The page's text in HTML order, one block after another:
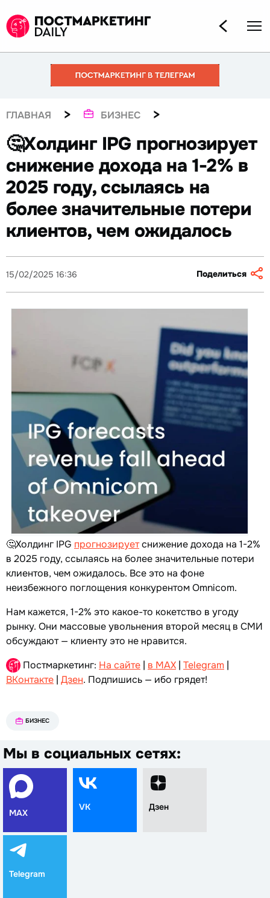
ГЛАВНАЯ > БИЗНЕС >
🤔Холдинг IPG прогнозирует
снижение дохода на 1-2% в
2025 году, ссылаясь на
более значительные потери
клиентов, чем ожидалось
15/02/2025 16:36 Поделиться
🤔Холдинг IPG прогнозируетснижение дохода на 1-2%
в 2025 году, ссылаясь на более значительные потери
клиентов, чем ожидалось. Все это на фоне
неизбежного поглощения конкурентом Omnicom.
Нам кажется, 1-2% это какое-то кокетство в угоду
рынку. Они массовые увольнения второй месяц в СМИ
обсуждают — клиенту это не нравится.
Постмаркетинг: На сайте | в MAX | Telegram |
ВКонтакте | Дзен. Подпишись — ибо грядет!
БИЗНЕС
Мы в социальных сетях:
MAX
VK Дзен
Telegram